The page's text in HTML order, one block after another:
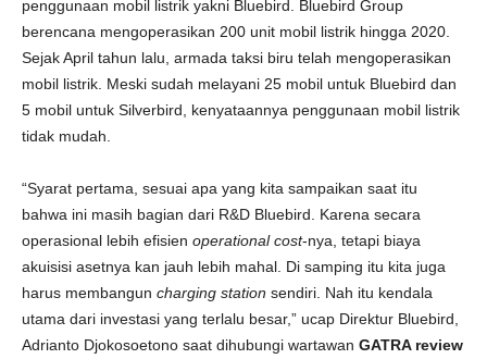
penggunaan mobil listrik yakni Bluebird. Bluebird Group
berencana mengoperasikan 200 unit mobil listrik hingga 2020.
Sejak April tahun lalu, armada taksi biru telah mengoperasikan
mobil listrik. Meski sudah melayani 25 mobil untuk Bluebird dan
5 mobil untuk Silverbird, kenyataannya penggunaan mobil listrik
tidak mudah.
“Syarat pertama, sesuai apa yang kita sampaikan saat itu
bahwa ini masih bagian dari R&D Bluebird. Karena secara
operasional lebih efisien operational cost-nya, tetapi biaya
akuisisi asetnya kan jauh lebih mahal. Di samping itu kita juga
harus membangun charging station sendiri. Nah itu kendala
utama dari investasi yang terlalu besar,” ucap Direktur Bluebird,
Adrianto Djokosoetono saat dihubungi wartawan GATRA review